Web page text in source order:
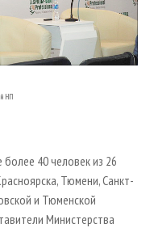
НП
более 40 человек из 26
Тюмени, Санкт-
и Тюменской
Министерства